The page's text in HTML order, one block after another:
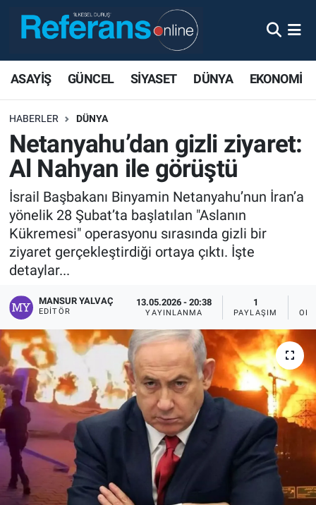
ASAYİŞ GÜNCEL SİYASET DÜNYA EKONOMİ
HABERLER DÜNYA
Netanyahu’dan gizli ziyaret:
Al Nahyan ile görüştü
İsrail Başbakanı Binyamin Netanyahu’nun İran’a
yönelik 28 Şubat’ta başlatılan "Aslanın
Kükremesi" operasyonu sırasında gizli bir
ziyaret gerçekleştirdiği ortaya çıktı. İşte
detaylar...
MANSUR YALVAÇ
EDITÖR
13.05.2026 - 20:38
YAYINLANMA
1
PAYLAŞIM